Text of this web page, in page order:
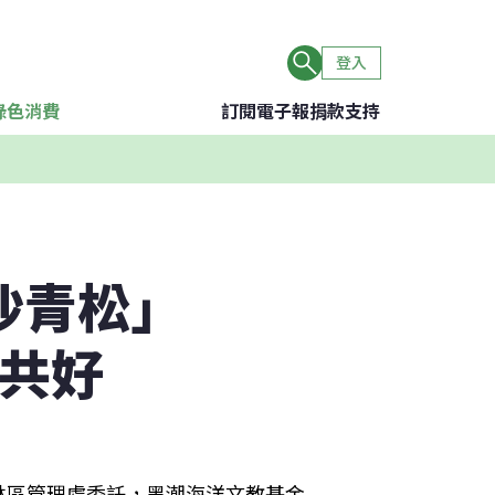
登入
色消費 訂閱電子報捐款支持
松」
好